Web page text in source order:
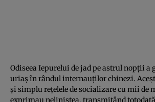
Odiseea Iepurelui de jad pe astrul nopţii a
uriaş în rândul internauţilor chinezi.
şi simplu reţelele de socializare cu mii de
exprimau neliniştea, transmiţând